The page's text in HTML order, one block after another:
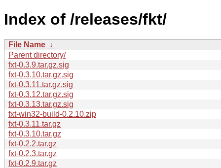
Index of /releases/fkt/
File Name ↓
Parent directory/
fxt-0.3.9.tar.gz.sig
fxt-0.3.10.tar.gz.sig
fxt-0.3.11.tar.gz.sig
fxt-0.3.12.tar.gz.sig
fxt-0.3.13.tar.gz.sig
fxt-win32-build-0.2.10.zip
fxt-0.3.11.tar.gz
fxt-0.3.10.tar.gz
fxt-0.2.2.tar.gz
fxt-0.2.3.tar.gz
fxt-0.2.9.tar.gz